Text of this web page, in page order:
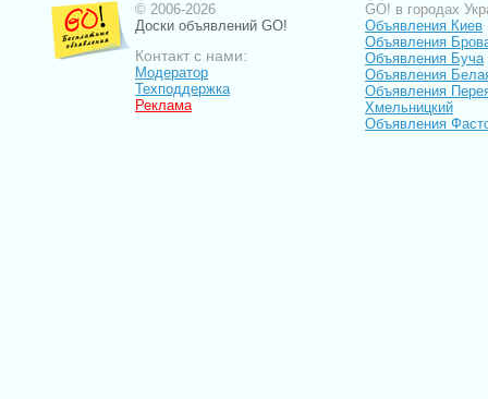
© 2006-2026
Доски объявлений GO!
Контакт с нами:
Модератор
Техподдержка
Реклама
GO! в городах
Объявления Киев
Объявления
Объявления Буча
Объявления
Объявления
Хмельницкий
Объявления